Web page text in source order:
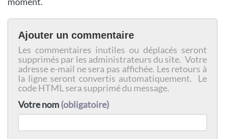
Ajouter un commentaire
Les commentaires inutiles ou déplacés seront
supprimés par les administrateurs du site. Votre
adresse e-mail ne sera pas affichée. Les retours à
la ligne seront convertis automatiquement. Le
code HTML sera supprimé du message.
Votre nom(obligatoire)